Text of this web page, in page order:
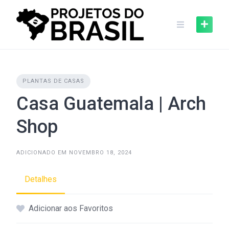
PLANTAS DE CASAS
Casa Guatemala | Arch
Shop
ADICIONADO EM NOVEMBRO 18, 2024
Detalhes
Adicionar aos Favoritos